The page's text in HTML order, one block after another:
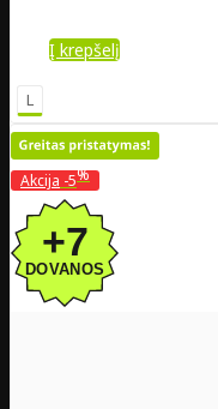
Į krepšelį
L
Akcija -5%